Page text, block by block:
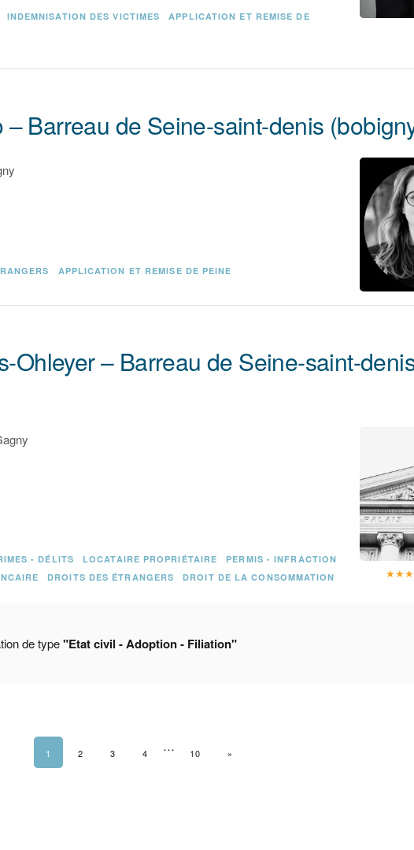
INDEMNISATION DES VICTIMES
APPLICATION ET REMISE DE
– Barreau de Seine-saint-denis
APPLICATION ET REMISE DE PEINE
Ohleyer – Barreau de Seine-saint-
★★★
- DÉLITS LOCATAIRE PROPRIÉTAIRE
PERMIS - INFRACTION
DROITS DES ÉTRANGERS DROIT DE LA CONSOMMATION
de type"Etat civil - Adoption - Filiation"
1 2 3 4 … 10 PAGE SUIVANTE
»